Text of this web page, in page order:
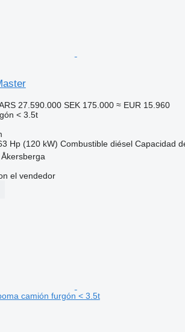
27.590.000 SEK 175.000 ≈ EUR 15.960
< 3.5t
Hp (120 kW) Combustible diésel Capacidad
el vendedor
camión furgón < 3.5t